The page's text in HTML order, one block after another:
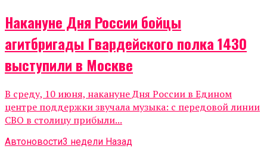
Накануне Дня России бойцы
агитбригады Гвардейского полка 1430
выступили в Москве
В среду, 10 июня, накануне Дня России в Едином
центре поддержки звучала музыка: с передовой линии
СВО в столицу прибыли...
Автоновости3 недели Назад